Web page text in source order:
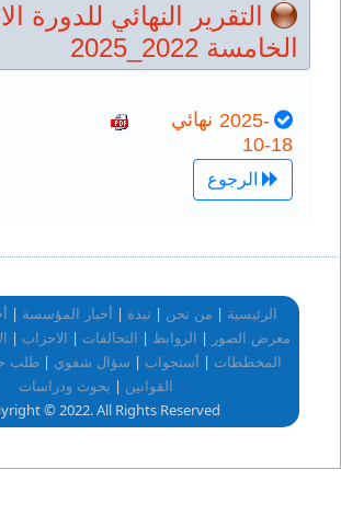
التقرير النهائي للدورة
الخامسة 2022_2025
2025-
10-18
نهائي
الرجوع
الرئيسية | من نحن | نبذة | أخبار المؤسسة |
معرض الصور | الروابط | التحالفات | الاحزاب |
المخططات | أستجواب | سؤال شفوي |طلب
القوانين | بحوث ودراسات
© 2022. All Rights Reserved.